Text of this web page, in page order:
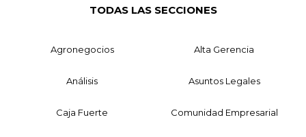
TODAS LAS SECCIONES
Agronegocios Alta Gerencia
Análisis Asuntos Legales
Caja Fuerte Comunidad Empresarial